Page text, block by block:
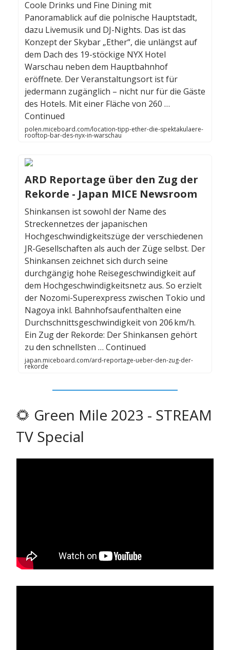
Coole Drinks und Fine Dining mit
Panoramablick auf die polnische Hauptstadt,
dazu Livemusik und DJ-Nights. Das ist das
Konzept der Skybar „Ether“, die unlängst auf
dem Dach des 19-stöckige NYX Hotel
Warschau neben dem Hauptbahnhof
eröffnete. Der Veranstaltungsort ist für
jedermann zugänglich – nicht nur für die Gäste
des Hotels. Mit einer Fläche von 260 …
Continued
polen.miceboard.com/location-tipp-ether-die-spektakulaere-
rooftop-bar-des-nyx-in-warschau
ARD Reportage über den Zug der
Rekorde - Japan MICE Newsroom
Shinkansen ist sowohl der Name des
Streckennetzes der japanischen
Hochgeschwindigkeitszüge der verschiedenen
JR-Gesellschaften als auch der Züge selbst. Der
Shinkansen zeichnet sich durch seine
durchgängig hohe Reisegeschwindigkeit auf
dem Hochgeschwindigkeitsnetz aus. So erzielt
der Nozomi-Superexpress zwischen Tokio und
Nagoya inkl. Bahnhofsaufenthalten eine
Durchschnittsgeschwindigkeit von 206 km/h.
Ein Zug der Rekorde: Der Shinkansen gehört
zu den schnellsten … Continued
japan.miceboard.com/ard-reportage-ueber-den-zug-der-
rekorde
🌻 Green Mile 2023 - STREAM
TV Special